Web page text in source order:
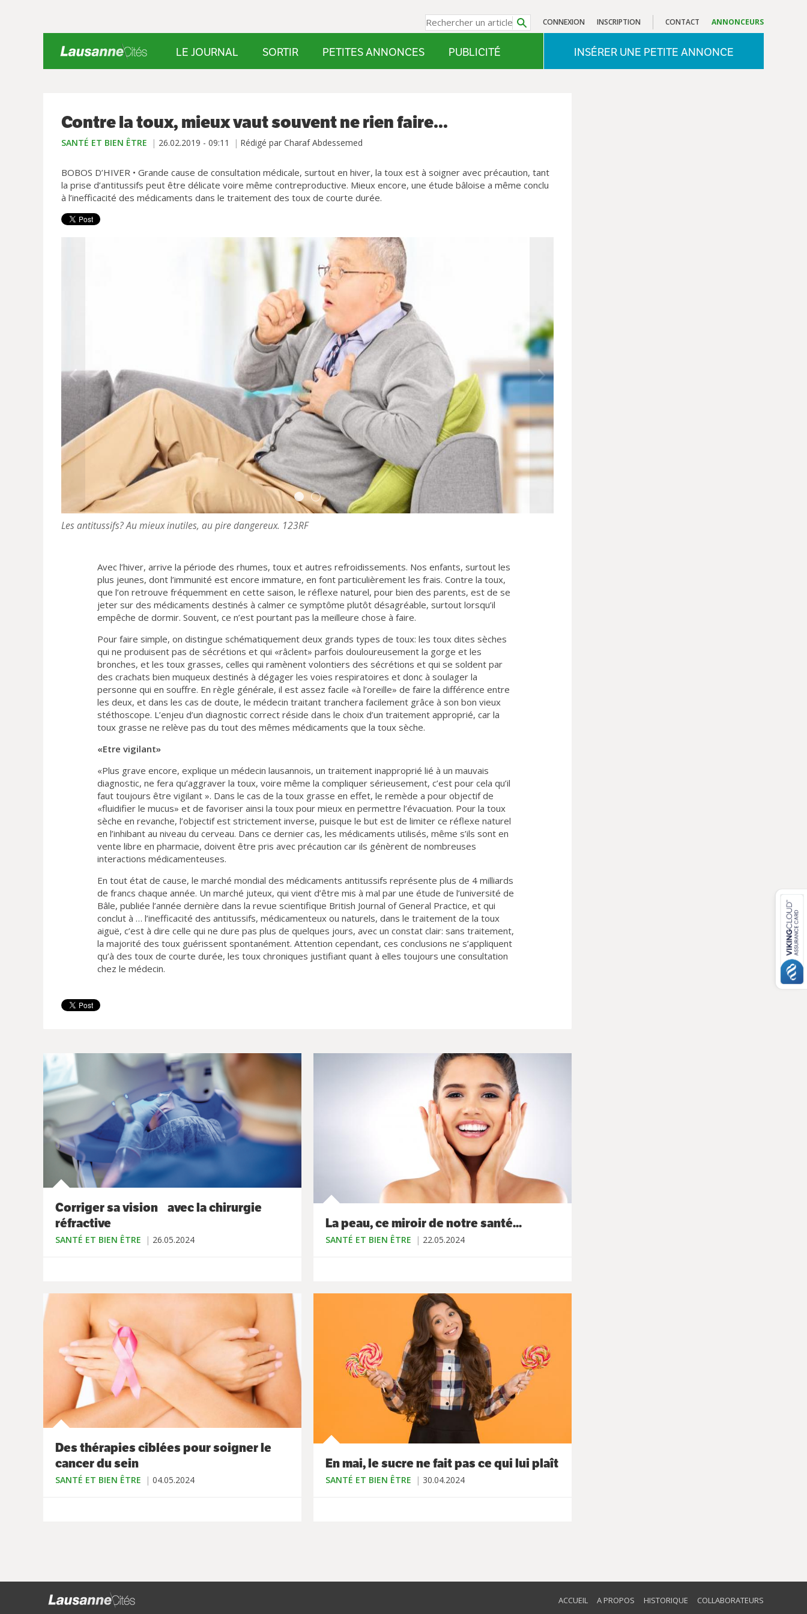
CONTACT ANNONCEURS
CONNEXION INSCRIPTION
LE JOURNAL SORTIR PETITES ANNONCES PUBLICITÉ INSÉRER UNE PETITE ANNONCE
Contre la toux, mieux vaut souvent ne rien faire…
SANTÉ ET BIEN ÊTRE 26.02.2019 - 09:11 Rédigé par Charaf Abdessemed
BOBOS D’HIVER • Grande cause de consultation médicale, surtout en hiver, la toux est à soigner avec précaution, tant
la prise d’antitussifs peut être délicate voire même contreproductive. Mieux encore, une étude bâloise a même conclu
à l’inefficacité des médicaments dans le traitement des toux de courte durée.
Les antitussifs? Au mieux inutiles, au pire dangereux. 123RF
Avec l’hiver, arrive la période des rhumes, toux et autres refroidissements. Nos enfants, surtout les
plus jeunes, dont l’immunité est encore immature, en font particulièrement les frais. Contre la toux,
que l’on retrouve fréquemment en cette saison, le réflexe naturel, pour bien des parents, est de se
jeter sur des médicaments destinés à calmer ce symptôme plutôt désagréable, surtout lorsqu’il
empêche de dormir. Souvent, ce n’est pourtant pas la meilleure chose à faire.
Pour faire simple, on distingue schématiquement deux grands types de toux: les toux dites sèches
qui ne produisent pas de sécrétions et qui «râclent» parfois douloureusement la gorge et les
bronches, et les toux grasses, celles qui ramènent volontiers des sécrétions et qui se soldent par
des crachats bien muqueux destinés à dégager les voies respiratoires et donc à soulager la
personne qui en souffre. En règle générale, il est assez facile «à l’oreille» de faire la différence entre
les deux, et dans les cas de doute, le médecin traitant tranchera facilement grâce à son bon vieux
stéthoscope. L’enjeu d’un diagnostic correct réside dans le choix d’un traitement approprié, car la
toux grasse ne relève pas du tout des mêmes médicaments que la toux sèche.
«Etre vigilant»
«Plus grave encore, explique un médecin lausannois, un traitement inapproprié lié à un mauvais
diagnostic, ne fera qu’aggraver la toux, voire même la compliquer sérieusement, c’est pour cela qu’il
faut toujours être vigilant ». Dans le cas de la toux grasse en effet, le remède a pour objectif de
«fluidifier le mucus» et de favoriser ainsi la toux pour mieux en permettre l’évacuation. Pour la toux
sèche en revanche, l’objectif est strictement inverse, puisque le but est de limiter ce réflexe naturel
en l’inhibant au niveau du cerveau. Dans ce dernier cas, les médicaments utilisés, même s’ils sont en
vente libre en pharmacie, doivent être pris avec précaution car ils génèrent de nombreuses
interactions médicamenteuses.
En tout état de cause, le marché mondial des médicaments antitussifs représente plus de 4 milliards
de francs chaque année. Un marché juteux, qui vient d’être mis à mal par une étude de l’université de
Bâle, publiée l’année dernière dans la revue scientifique British Journal of General Practice, et qui
conclut à … l’inefficacité des antitussifs, médicamenteux ou naturels, dans le traitement de la toux
aiguë, c’est à dire celle qui ne dure pas plus de quelques jours, avec un constat clair: sans traitement,
la majorité des toux guérissent spontanément. Attention cependant, ces conclusions ne s’appliquent
qu’à des toux de courte durée, les toux chroniques justifiant quant à elles toujours une consultation
chez le médecin.
Corriger sa vision avec la chirurgie
réfractive
SANTÉ ET BIEN ÊTRE 26.05.2024
La peau, ce miroir de notre santé...
SANTÉ ET BIEN ÊTRE 22.05.2024
Des thérapies ciblées pour soigner le
cancer du sein
SANTÉ ET BIEN ÊTRE 04.05.2024
En mai, le sucre ne fait pas ce qui lui plaît
SANTÉ ET BIEN ÊTRE 30.04.2024
ACCUEIL A PROPOS HISTORIQUE COLLABORATEURS